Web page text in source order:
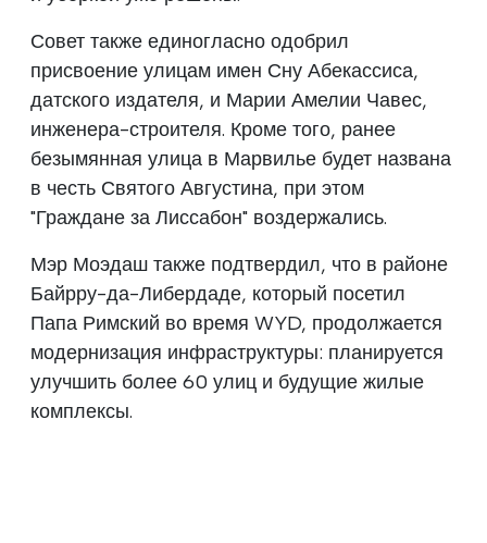
Совет также единогласно одобрил
присвоение улицам имен Сну Абекассиса,
датского издателя, и Марии Амелии Чавес,
инженера-строителя. Кроме того, ранее
безымянная улица в Марвилье будет названа
в честь Святого Августина, при этом
"Граждане за Лиссабон" воздержались.
Мэр Моэдаш также подтвердил, что в районе
Байрру-да-Либердаде, который посетил
Папа Римский во время WYD, продолжается
модернизация инфраструктуры: планируется
улучшить более 60 улиц и будущие жилые
комплексы.